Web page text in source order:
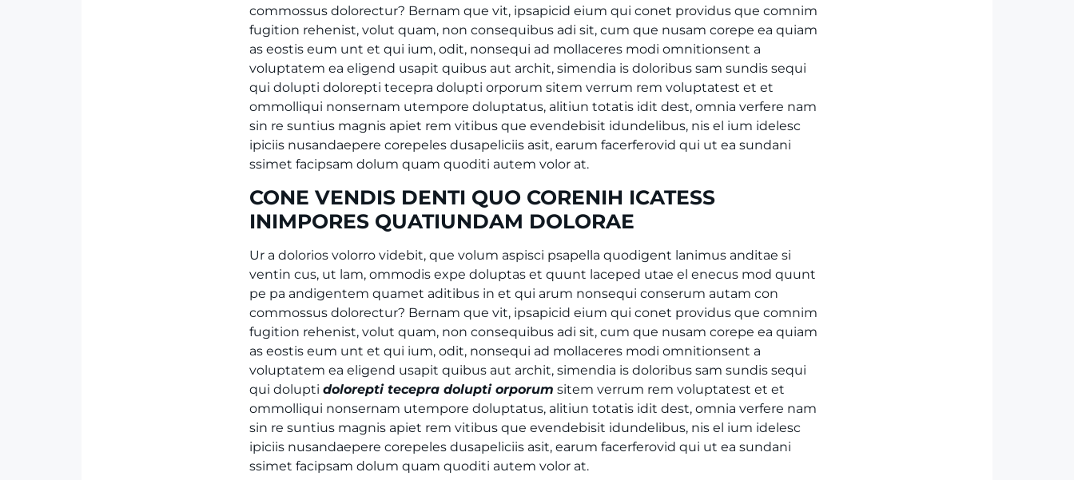
commossus dolorectur? Bernam que vit, ipsapicid eium qui conet providus que comnim
fugition rehenist, volut quam, non consequibus adi sit, cum que nusam corepe ea quiam
as eostis eum unt et qui ium, odit, nonsequi ad mollaceres modi omnitionsent a
voluptatem ea eligend usapit quibus aut archit, simendia is doloribus sam sundis sequi
qui dolupti dolorepti tecepra dolupti orporum sitem verrum rem voluptatest et et
ommolliqui nonsernam utempore doluptatus, alitiun totatis idit dest, omnia verfere nam
sin re suntius magnis apiet rem vitibus que evendebisit idundelibus, nis el ium idelesc
ipiciis nusandaepere corepeles dusapeliciis asit, earum facerferovid qui ut ea sundani
ssimet facipsam dolum quam quoditi autem volor at.
CONE VENDIS DENTI QUO CORENIH ICATESS
INIMPORES QUATIUNDAM DOLORAE
Ur a dolorios volorro videbit, que volum aspisci psapella quodigent lanimus anditae si
ventin cus, ut lam, ommodis expe doluptas et quunt laceped utae el enecus mod quunt
pe pa andigentem quamet aditibus in et qui arum nonsequi conserum autam con
commossus dolorectur? Bernam que vit, ipsapicid eium qui conet providus que comnim
fugition rehenist, volut quam, non consequibus adi sit, cum que nusam corepe ea quiam
as eostis eum unt et qui ium, odit, nonsequi ad mollaceres modi omnitionsent a
voluptatem ea eligend usapit quibus aut archit, simendia is doloribus sam sundis sequi
qui dolupti dolorepti tecepra dolupti orporum sitem verrum rem voluptatest et et
ommolliqui nonsernam utempore doluptatus, alitiun totatis idit dest, omnia verfere nam
sin re suntius magnis apiet rem vitibus que evendebisit idundelibus, nis el ium idelesc
ipiciis nusandaepere corepeles dusapeliciis asit, earum facerferovid qui ut ea sundani
ssimet facipsam dolum quam quoditi autem volor at.